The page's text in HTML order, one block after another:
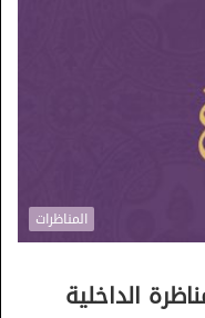
المناظرات
الداخلية